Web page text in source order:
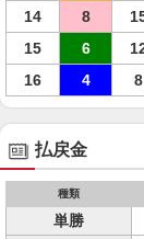
14
8
15
6
16
4 8
払戻金
種類
単勝